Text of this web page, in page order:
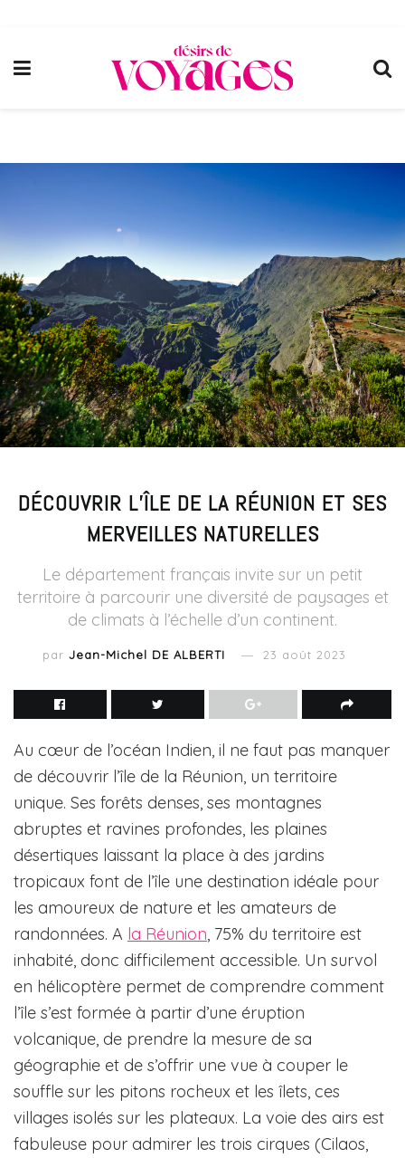
DÉCOUVRIR L’ÎLE DE LA RÉUNION ET SES
MERVEILLES NATURELLES
Le département français invite sur un petit
territoire à parcourir une diversité de paysages et
de climats à l’échelle d’un continent.
par Jean-Michel DE ALBERTI 23 août 2023
Au cœur de l’océan Indien, il ne faut pas manquer
de découvrir l’île de la Réunion, un territoire
unique. Ses forêts denses, ses montagnes
abruptes et ravines profondes, les plaines
désertiques laissant la place à des jardins
tropicaux font de l’île une destination idéale pour
les amoureux de nature et les amateurs de
randonnées. A la Réunion, 75% du territoire est
inhabité, donc difficilement accessible. Un survol
en hélicoptère permet de comprendre comment
l’île s’est formée à partir d’une éruption
volcanique, de prendre la mesure de sa
géographie et de s’offrir une vue à couper le
souffle sur les pitons rocheux et les îlets, ces
villages isolés sur les plateaux. La voie des airs est
fabuleuse pour admirer les trois cirques (Cilaos,